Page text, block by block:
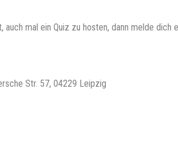
auch mal ein Quiz zu hosten, dann melde
Str. 57, 04229 Leipzig